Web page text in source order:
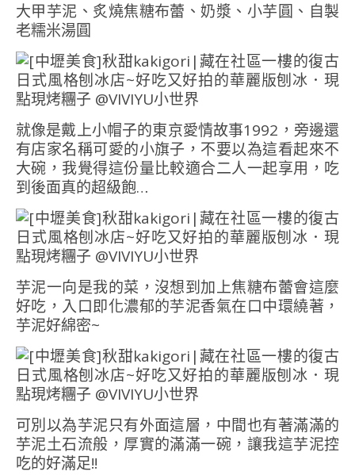
大甲芋泥、炙燒焦糖布蕾、奶漿、小芋圓、自製
老糯米湯圓
就像是戴上小帽子的東京愛情故事1992，旁邊還
有店家名稱可愛的小旗子，不要以為這看起來不
大碗，我覺得這份量比較適合二人一起享用，吃
到後面真的超級飽…
芋泥一向是我的菜，沒想到加上焦糖布蕾會這麼
好吃，入口即化濃郁的芋泥香氣在口中環繞著，
芋泥好綿密~
可別以為芋泥只有外面這層，中間也有著滿滿的
芋泥土石流般，厚實的滿滿一碗，讓我這芋泥控
吃的好滿足!!